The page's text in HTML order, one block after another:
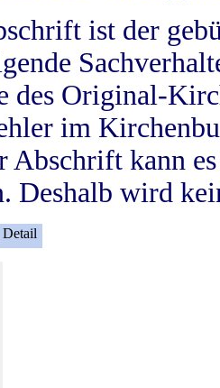
ist der
des Original-
im
Abschrift kann
Deshalb wird
Detail